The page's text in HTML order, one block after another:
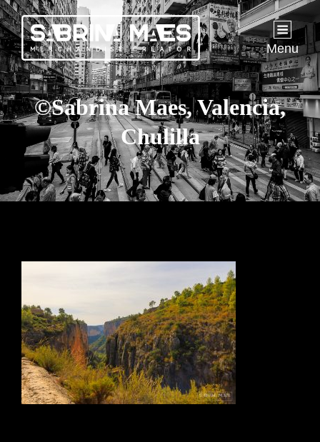
Menu
©Sabrina Maes, Valencia,
Chulilla